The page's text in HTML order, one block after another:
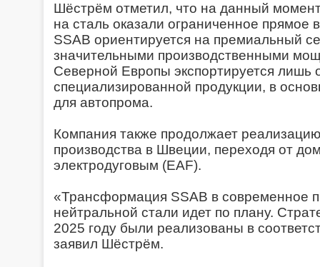
Шёстрём отметил, что на данный
на сталь оказали ограниченное прямое
SSAB ориентируется на премиальный
значительными производственными
Северной Европы экспортируется лишь
специализированной продукции, в
для автопрома.
Компания также продолжает
производства в Швеции, переходя от
электродуговым (EAF).
«Трансформация SSAB в современное
нейтральной стали идет по плану.
2025 году были реализованы в
заявил Шёстрём.